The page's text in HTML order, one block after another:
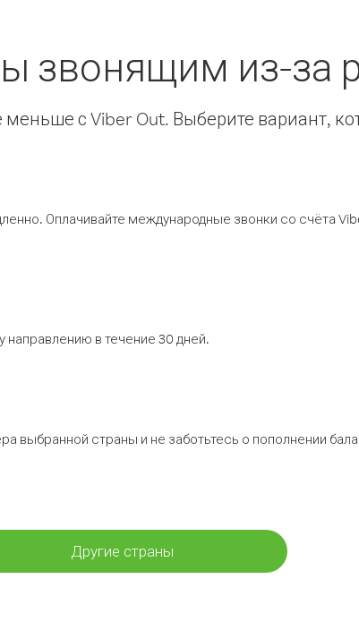
звонящим из-за
с Viber Out. Выберите вариант,
Оплачивайте международные звонки со счёта
в течение 30 дней.
выбранной страны и не заботьтесь о пополнении
Другие страны